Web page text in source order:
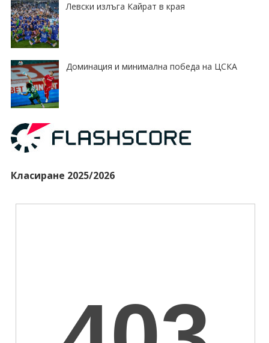
Левски излъга Кайрат в края
Доминация и минимална победа на ЦСКА
Класиране 2025/2026